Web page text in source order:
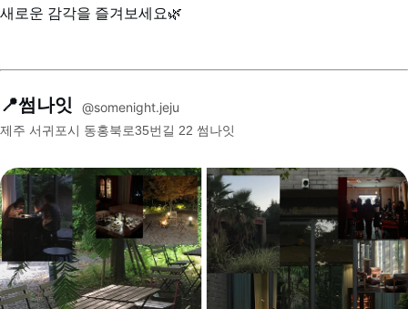
새로운 감각을 즐겨보세요🌿
📍썸나잇 @somenight.jeju
제주 서귀포시 동홍북로35번길 22 썸나잇